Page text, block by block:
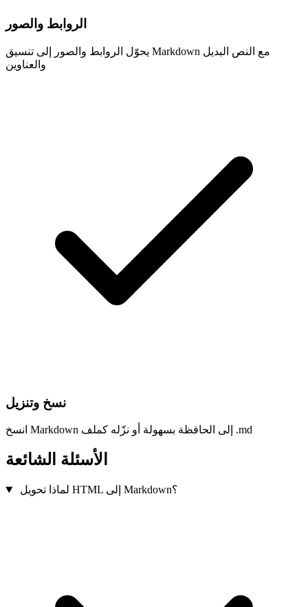
الروابط والصور
يحوّل الروابط والصور إلى تنسيق Markdown مع النص البديل
والعناوين
نسخ وتنزيل
انسخ Markdown إلى الحافظة بسهولة أو نزّله كملف .md
الأسئلة الشائعة
لماذا تحويل HTML إلى Markdown؟